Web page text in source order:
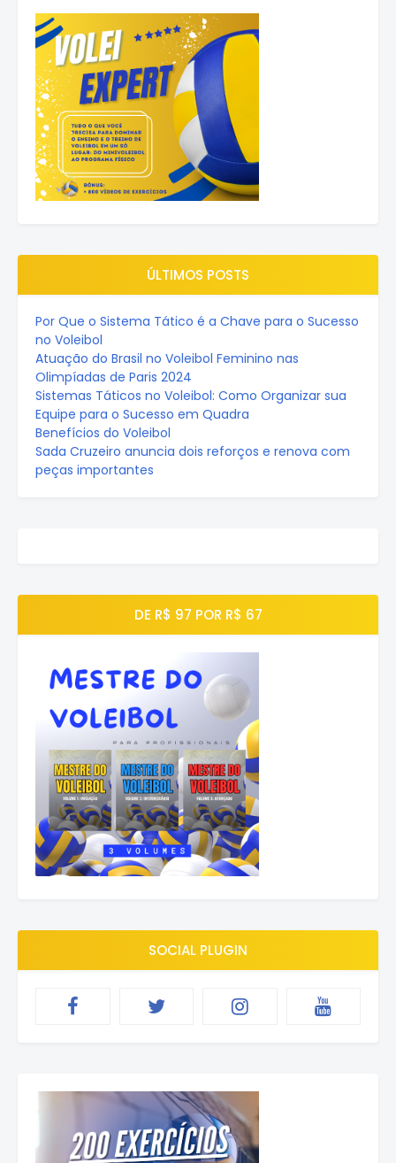
ÚLTIMOS POSTS
Por Que o Sistema Tático é a Chave para o Sucesso
no Voleibol
Atuação do Brasil no Voleibol Feminino nas
Olimpíadas de Paris 2024
Sistemas Táticos no Voleibol: Como Organizar sua
Equipe para o Sucesso em Quadra
Benefícios do Voleibol
Sada Cruzeiro anuncia dois reforços e renova com
peças importantes
DE R$ 97 POR R$ 67
SOCIAL PLUGIN